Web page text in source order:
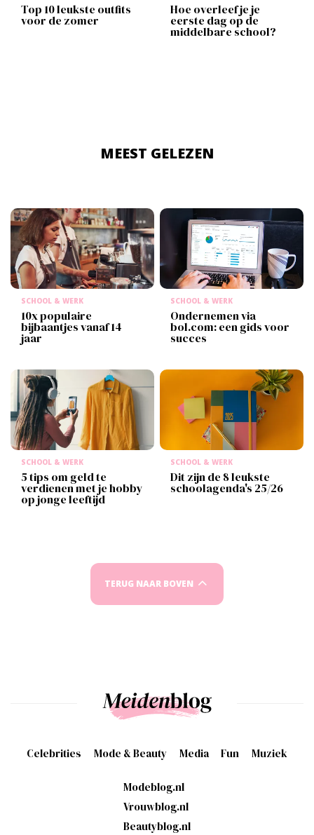
Top 10 leukste outfits
voor de zomer
Hoe overleef je je
eerste dag op de
middelbare school?
MEEST GELEZEN
SCHOOL & WERK
10x populaire
bijbaantjes vanaf 14
jaar
SCHOOL & WERK
Ondernemen via
bol.com: een gids voor
succes
SCHOOL & WERK
5 tips om geld te
verdienen met je hobby
op jonge leeftijd
SCHOOL & WERK
Dit zijn de 8 leukste
schoolagenda's 25/26
TERUG NAAR BOVEN
Celebrities Mode & Beauty Media Fun Muziek
Modeblog.nl
Vrouwblog.nl
Beautyblog.nl